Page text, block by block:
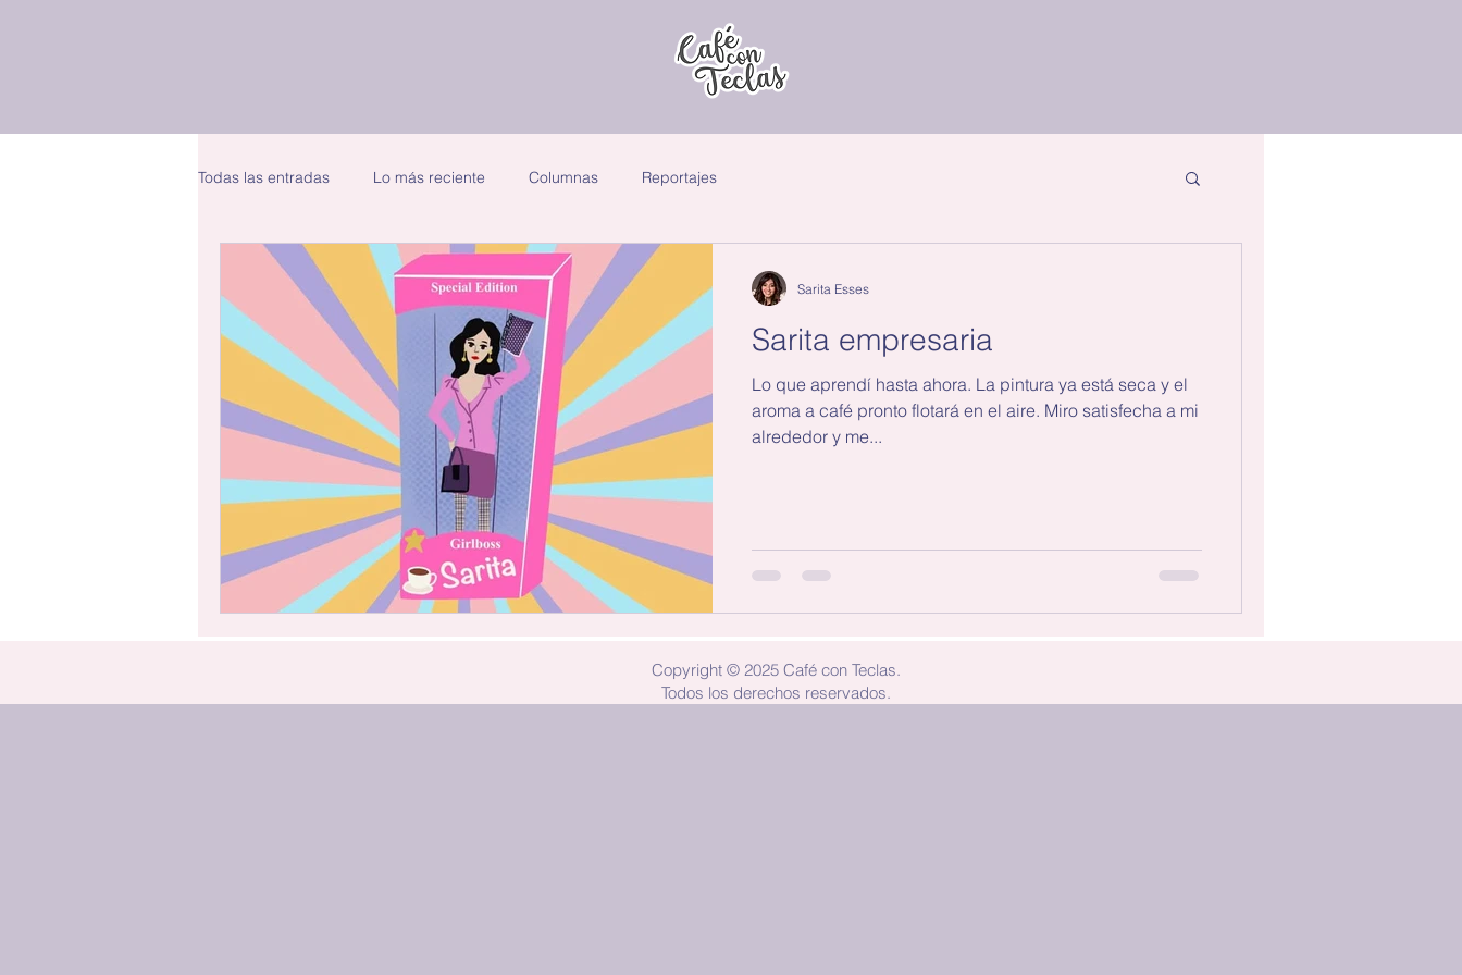
Todas las entradas Lo más reciente Columnas Reportajes
Sarita empresaria
Lo que aprendí hasta ahora. La pintura ya está seca y el
aroma a café pronto flotará en el aire. Miro satisfecha a mi
alrededor y me...
Sarita Esses
Copyright © 2025 Café con Teclas.
Todos los derechos reservados.